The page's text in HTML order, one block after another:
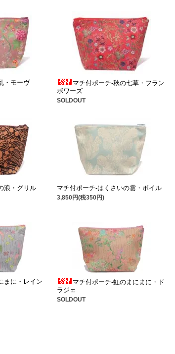
・モーヴ
マチ付ポーチ-秋の七草・フラン
ボワーズ
SOLDOUT
浪・グリル マチ付ポーチ-はくさいの雲・ボイル
3,850円(税350円)
まに・レイン
マチ付ポーチ-虹のまにまに・ド
ラジェ
SOLDOUT